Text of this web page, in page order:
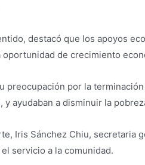
destacó que los apoyos
oportunidad de crecimiento
preocupación por la
y ayudaban a disminuir la
Iris Sánchez Chiu, secretaria
servicio a la comunidad.